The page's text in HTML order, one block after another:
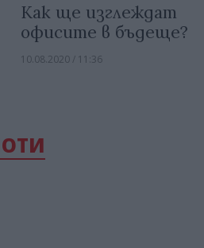
Как ще изглеждат
офисите в бъдеще?
10.08.2020 / 11:36